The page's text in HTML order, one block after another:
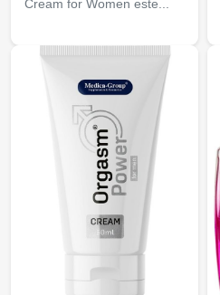
Cream for Women este...